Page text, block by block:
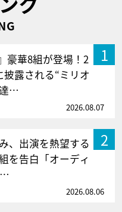
1
豪華8組が登場！2
披露される“ミリオ
…
2026.08.07
2
、出演を熱望する
を告白「オーディ
2026.08.06